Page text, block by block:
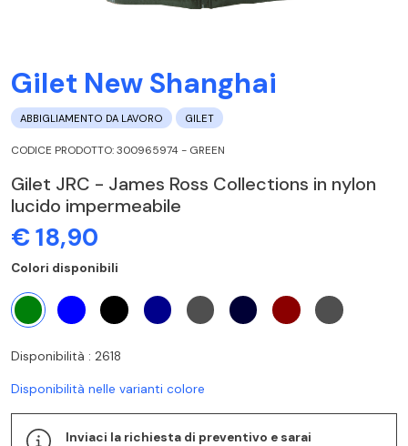
Gilet New Shanghai
ABBIGLIAMENTO DA LAVORO GILET
CODICE PRODOTTO: 300965974 - GREEN
Gilet JRC - James Ross Collections in nylon
lucido impermeabile
€ 18,90
Colori disponibili
Disponibilità : 2618
Disponibilità nelle varianti colore
Inviaci la richiesta di preventivo e sarai